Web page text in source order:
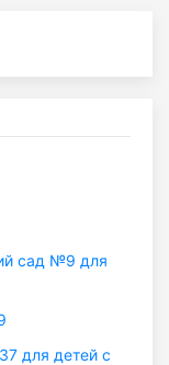
сад №9 для
для детей с